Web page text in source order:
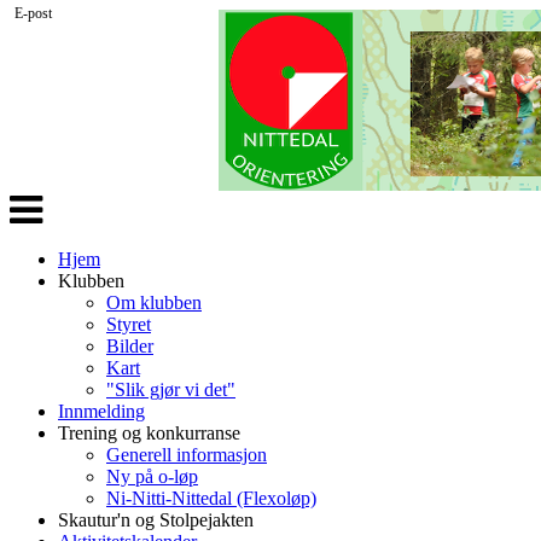
Veksle
navigasjon
Hjem
Klubben
Om klubben
Styret
Bilder
Kart
"Slik gjør vi det"
Innmelding
Trening og konkurranse
Generell informasjon
Ny på o-løp
Ni-Nitti-Nittedal (Flexoløp)
Skautur'n og Stolpejakten
E-post